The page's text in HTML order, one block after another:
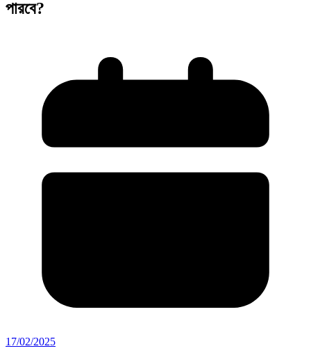
পারবে?
17/02/2025